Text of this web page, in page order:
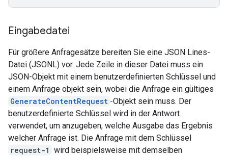
Eingabedatei
Für größere Anfragesätze bereiten Sie eine JSON Lines-
Datei (JSONL) vor. Jede Zeile in dieser Datei muss ein
JSON-Objekt mit einem benutzerdefinierten Schlüssel und
einem Anfrage objekt sein, wobei die Anfrage ein gültiges
GenerateContentRequest -Objekt sein muss. Der
benutzerdefinierte Schlüssel wird in der Antwort
verwendet, um anzugeben, welche Ausgabe das Ergebnis
welcher Anfrage ist. Die Anfrage mit dem Schlüssel
request-1 wird beispielsweise mit demselben